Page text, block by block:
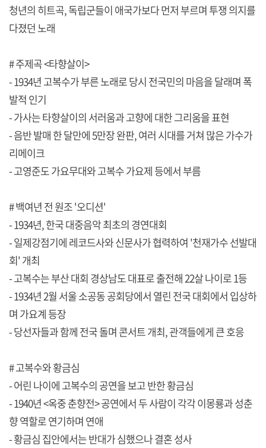
청년의 히트곡, 독립군들이 애국가보다 먼저 부르며 투쟁 의지를
다졌던 노래
# 주제곡 <타향살이>
- 1934년 고복수가 부른 노래로 당시 전국민의 마음을 달래며 폭
발적 인기
- 가사는 타향살이의 서러움과 고향에 대한 그리움을 표현
- 음반 발매 한 달만에 5만장 완판, 여러 시대를 거쳐 많은 가수가
리메이크
- 고영준도 가요무대와 고복수 가요제 등에서 부름
# 백여년 전 원조 '오디션'
- 1934년, 한국 대중음악 최초의 경연대회
- 일제강점기에 레코드사와 신문사가 협력하여 '천재가수 선발대
회' 개최
- 고복수는 부산 대회 경상남도 대표로 출전해 22살 나이로 1등
- 1934년 2월 서울 소공동 공회당에서 열린 전국 대회에서 입상하
며 가요계 등장
- 당선자들과 함께 전국 돌며 콘서트 개최, 관객들에게 큰 호응
# 고복수와 황금심
- 어린 나이에 고복수의 공연을 보고 반한 황금심
- 1940년 <옥중 춘향전> 공연에서 두 사람이 각각 이몽룡과 성춘
향 역할로 연기하며 연애
- 황금심 집안에서는 반대가 심했으나 결혼 성사